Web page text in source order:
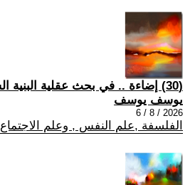
(30) إضاءة .. في بحث عقلية البنية الشخصية للفرد
يوسف يوسف
2026 / 8 / 6
الفلسفة ,علم النفس , وعلم الاجتماع